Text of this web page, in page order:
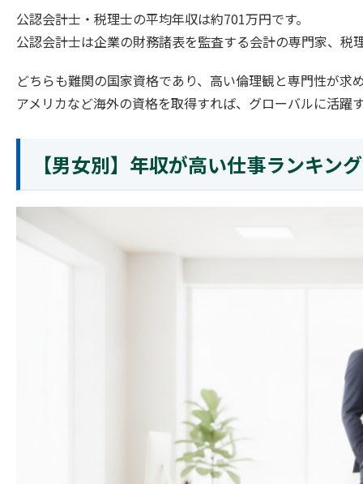
公認会計士・税理士の平均年収は約701万円です。
公認会計士は企業の財務諸表を監査する会計の専門家、
どちらも難関の国家資格であり、高い倫理観と専門性が求
アメリカなど海外の資格を取得すれば、グローバルに活躍
【男女別】年収が高い仕事ランキング